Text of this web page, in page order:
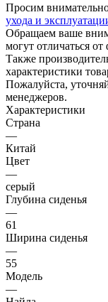
Просим
ухода и
Обращаем ваше
могут отличаться от
Также
характеристики
Пожалуйста,
менеджеров.
Характеристики
Страна
—
Китай
Цвет
—
серый
Глубина сиденья
—
61
Ширина сиденья
—
55
Модель
—